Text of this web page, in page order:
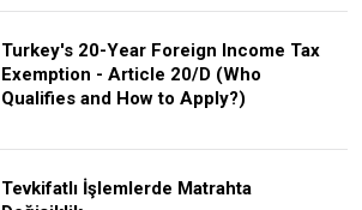
Turkey's 20-Year Foreign Income Tax
Exemption - Article 20/D (Who
Qualifies and How to Apply?)
Tevkifatlı İşlemlerde Matrahta